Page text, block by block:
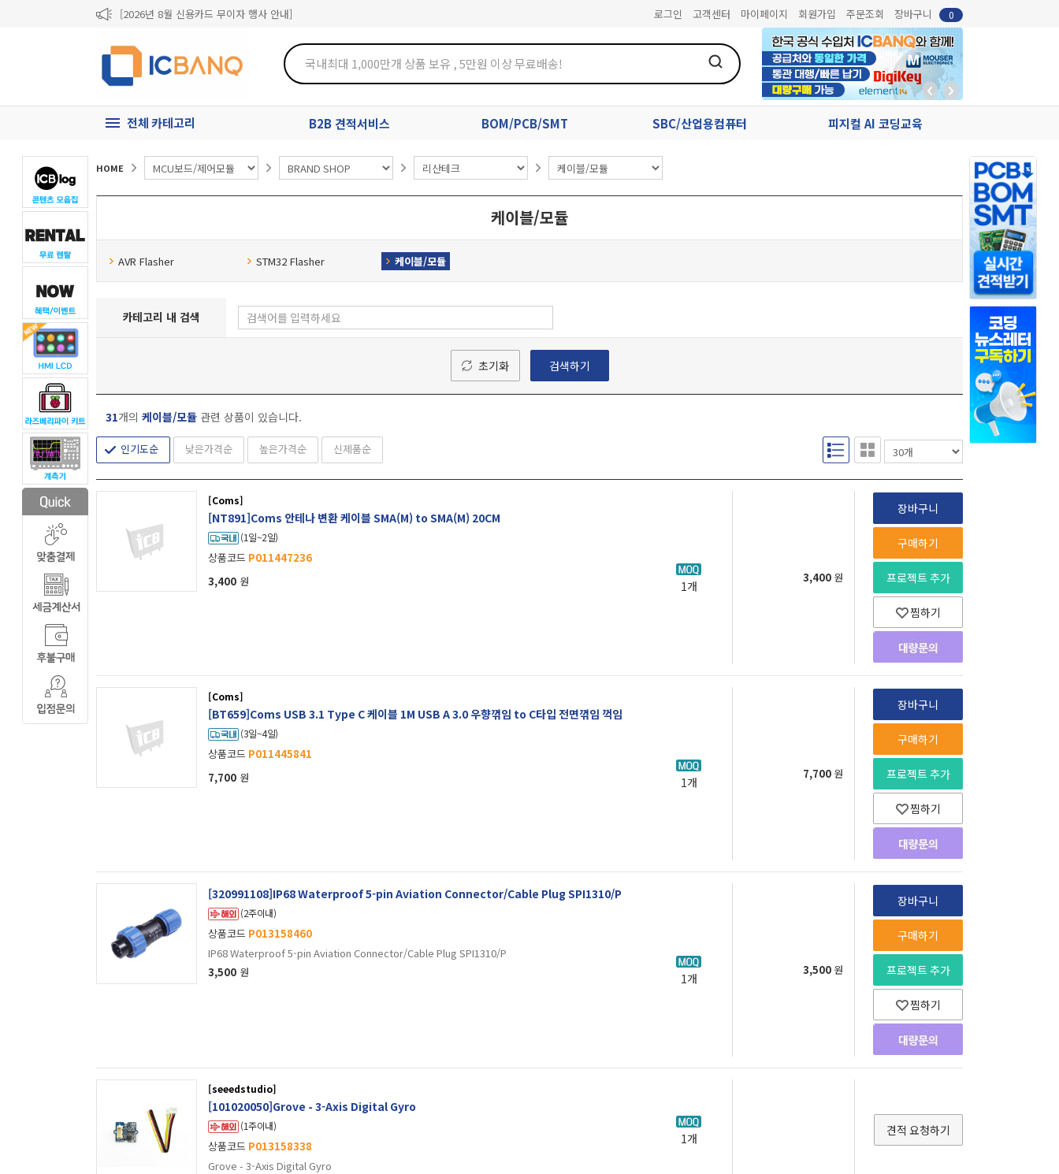
[2026년 8월 신용카드 무이자 행사 안내]
[마일리지 적립 및 사용 정책 개편 안내]
로그인 고객센터 마이페이지 회원가입 주문조회 장바구니 0
전체 카테고리 B2B 견적서비스 BOM/PCB/SMT SBC/산업용컴퓨터 피지컬 AI 코딩교육
HOME
케이블/모듈
AVR Flasher STM32 Flasher 케이블/모듈
카테고리 내 검색
초기화 검색하기
31개의 케이블/모듈 관련 상품이 있습니다.
인기도순 낮은가격순 높은가격순 신제품순
[Coms]
[NT891]Coms 안테나 변환 케이블 SMA(M) to SMA(M) 20CM
(1일~2일)
상품코드 P011447236
3,400 원 1개
3,400 원
장바구니
구매하기
프로젝트 추가
찜하기
[Coms]
[BT659]Coms USB 3.1 Type C 케이블 1M USB A 3.0 우향꺾임 to C타입 전면꺾임 꺽임
(3일~4일)
상품코드 P011445841
7,700 원 1개
7,700 원
장바구니
구매하기
프로젝트 추가
찜하기
[320991108]IP68 Waterproof 5-pin Aviation Connector/Cable Plug SPI1310/P
(2주이내)
상품코드 P013158460
IP68 Waterproof 5-pin Aviation Connector/Cable Plug SPI1310/P
3,500 원 1개
3,500 원
장바구니
구매하기
프로젝트 추가
찜하기
[seeedstudio]
[101020050]Grove - 3-Axis Digital Gyro
(1주이내)
상품코드 P013158338
Grove - 3-Axis Digital Gyro
1개
견적 요청하기